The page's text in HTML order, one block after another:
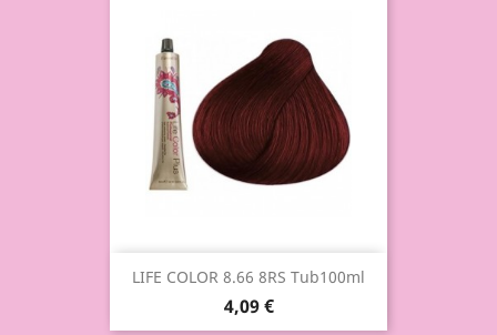
LIFE COLOR 8.66 8RS Tub100ml
4,09 €